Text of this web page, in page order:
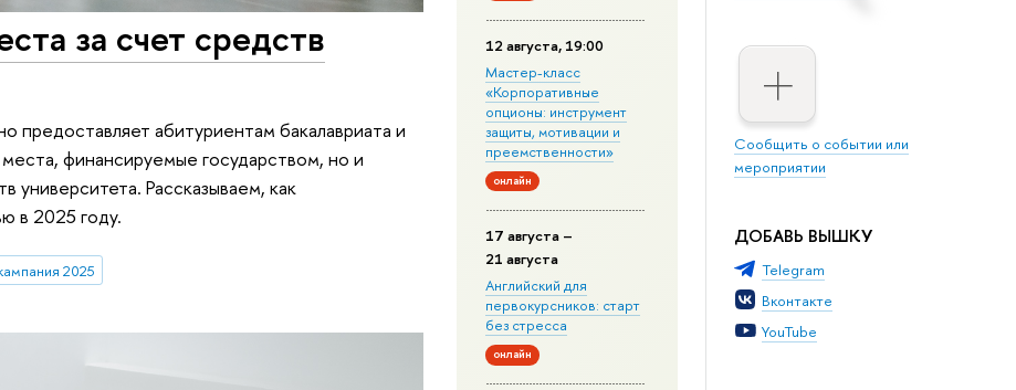
Сообщить о событии или
мероприятии
ДОБАВЬ ВЫШКУ
Telegram
Вконтакте
YouTube
12 августа, 19:00
Мастер-класс
«Корпоративные
опционы: инструмент
защиты, мотивации и
преемственности»
онлайн
17 августа –
21 августа
Английский для
первокурсников: старт
без стресса
онлайн
за счет средств
предоставляет абитуриентам бакалавриата и
финансируемые государством, но и
университета. Рассказываем, как
в 2025 году.
2025